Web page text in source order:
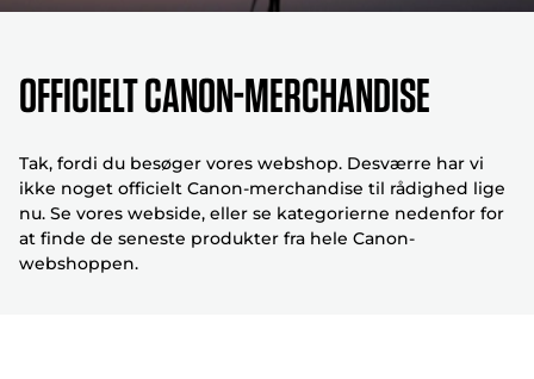
Officielt Canon-merchandise
Tak, fordi du besøger vores webshop. Desværre har vi
ikke noget officielt Canon-merchandise til rådighed lige
nu. Se vores webside, eller se kategorierne nedenfor for
at finde de seneste produkter fra hele Canon-
webshoppen.